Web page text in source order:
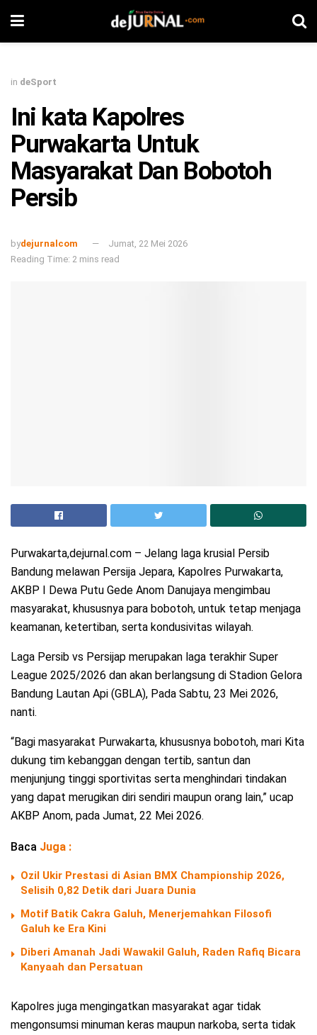
in deSport
Ini kata Kapolres
Purwakarta Untuk
Masyarakat Dan Bobotoh
Persib
bydejurnalcom
Jumat, 22 Mei 2026
Reading Time: 2 mins read
Purwakarta,dejurnal.com – Jelang laga krusial Persib
Bandung melawan Persija Jepara, Kapolres Purwakarta,
AKBP I Dewa Putu Gede Anom Danujaya mengimbau
masyarakat, khususnya para bobotoh, untuk tetap menjaga
keamanan, ketertiban, serta kondusivitas wilayah.
Laga Persib vs Persijap merupakan laga terakhir Super
League 2025/2026 dan akan berlangsung di Stadion Gelora
Bandung Lautan Api (GBLA), Pada Sabtu, 23 Mei 2026,
nanti.
“Bagi masyarakat Purwakarta, khususnya bobotoh, mari Kita
dukung tim kebanggan dengan tertib, santun dan
menjunjung tinggi sportivitas serta menghindari tindakan
yang dapat merugikan diri sendiri maupun orang lain,” ucap
AKBP Anom, pada Jumat, 22 Mei 2026.
Baca Juga :
Ozil Ukir Prestasi di Asian BMX Championship 2026,
Selisih 0,82 Detik dari Juara Dunia
Motif Batik Cakra Galuh, Menerjemahkan Filosofi
Galuh ke Era Kini
Diberi Amanah Jadi Wawakil Galuh, Raden Rafiq Bicara
Kanyaah dan Persatuan
Kapolres juga mengingatkan masyarakat agar tidak
mengonsumsi minuman keras maupun narkoba, serta tidak